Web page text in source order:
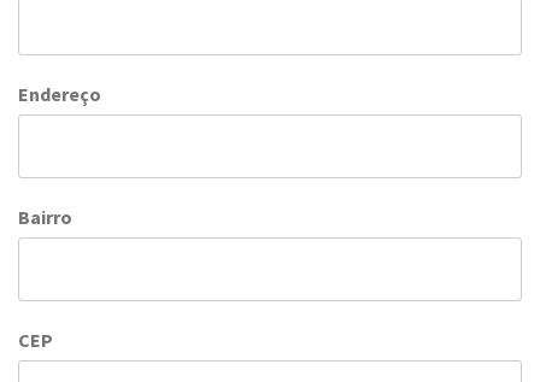
Endereço
Bairro
CEP